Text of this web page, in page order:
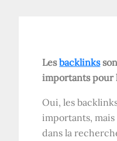
Lesbacklinks
importants pour
Oui, les
importants, mais
dans la